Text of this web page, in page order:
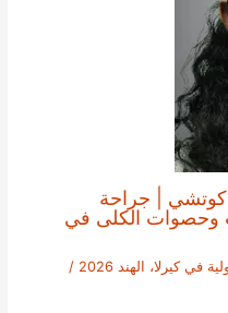
كوتشي | جراحة
وحصوات الكلى في
كيرلا، الهند 2026
/